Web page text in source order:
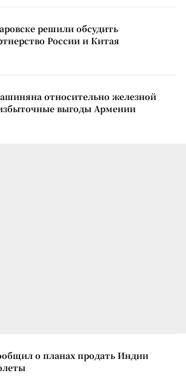
решили обсудить
России и Китая
относительно железной
выгоды Армении
о планах продать Индии